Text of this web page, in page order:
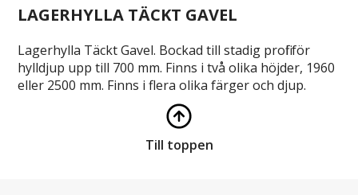
LAGERHYLLA TÄCKT GAVEL
Lagerhylla Täckt Gavel. Bockad till stadig profil för
hylldjup upp till 700 mm. Finns i två olika höjder, 1960
eller 2500 mm. Finns i flera olika färger och djup.
Till toppen